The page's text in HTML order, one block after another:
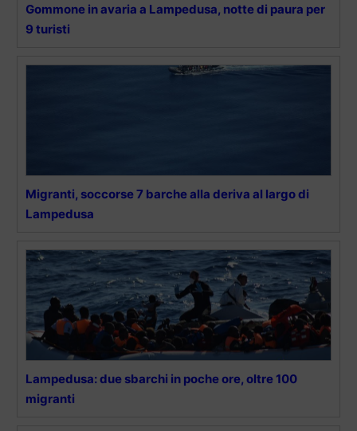
Gommone in avaria a Lampedusa, notte di paura per
9 turisti
Migranti, soccorse 7 barche alla deriva al largo di
Lampedusa
Lampedusa: due sbarchi in poche ore, oltre 100
migranti